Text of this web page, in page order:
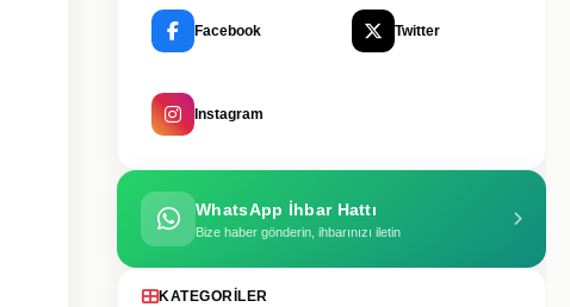
Facebook Twitter
Instagram
WhatsApp İhbar Hattı
Bize haber gönderin, ihbarınızı iletin
KATEGORILER